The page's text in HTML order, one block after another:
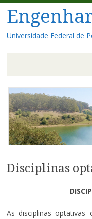
Universidade Federal de
Pular
para
o
conteúdo
Disciplinas
As disciplinas optativas